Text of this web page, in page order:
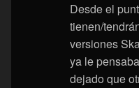
Desde el
tienen/
versiones
ya le
dejado que